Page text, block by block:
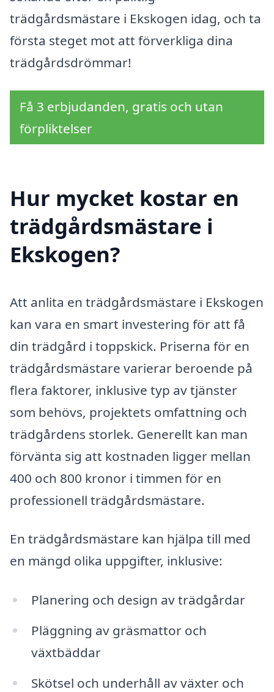
trädgårdsmästare i Ekskogen idag, och ta
första steget mot att förverkliga dina
trädgårdsdrömmar!
Få 3 erbjudanden, gratis och utan
förpliktelser
Hur mycket kostar en
trädgårdsmästare i
Ekskogen?
Att anlita en trädgårdsmästare i Ekskogen
kan vara en smart investering för att få
din trädgård i toppskick. Priserna för en
trädgårdsmästare varierar beroende på
flera faktorer, inklusive typ av tjänster
som behövs, projektets omfattning och
trädgårdens storlek. Generellt kan man
förvänta sig att kostnaden ligger mellan
400 och 800 kronor i timmen för en
professionell trädgårdsmästare.
En trädgårdsmästare kan hjälpa till med
en mängd olika uppgifter, inklusive:
Planering och design av trädgårdar
Pläggning av gräsmattor och
växtbäddar
Skötsel och underhåll av växter och